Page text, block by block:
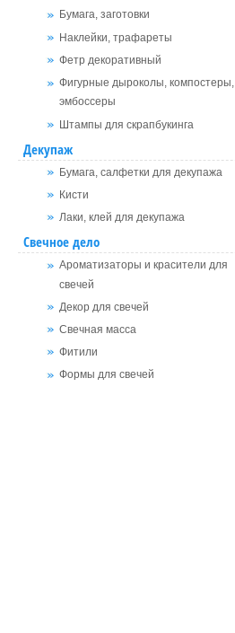
Бумага, заготовки
Наклейки, трафареты
Фетр декоративный
Фигурные дыроколы, компостеры,
эмбоссеры
Штампы для скрапбукинга
Декупаж
Бумага, салфетки для декупажа
Кисти
Лаки, клей для декупажа
Свечное дело
Ароматизаторы и красители для
свечей
Декор для свечей
Свечная масса
Фитили
Формы для свечей